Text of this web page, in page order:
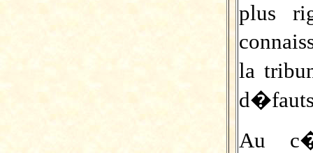
plus
la
Au